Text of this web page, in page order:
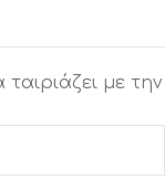
με την